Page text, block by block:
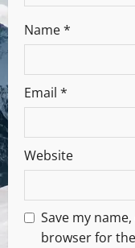
Name*
Email *
Website
Save my
browser for